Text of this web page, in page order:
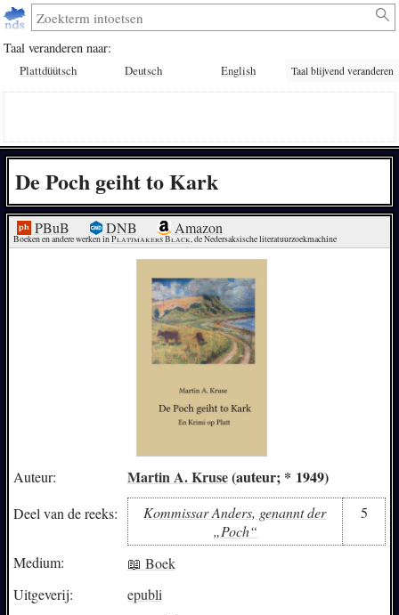
Taal veranderen naar:
Plattdüütsch Deutsch English Taal blijvend veranderen
De Poch geiht to Kark
PBuB DNB Amazon
Boeken en andere werken in Plattmakers Black, de Nedersaksische literatuurzoekmachine
Auteur: Martin A. Kruse(auteur; * 1949)
Deel van de reeks:
Kommissar Anders, genannt der
„Poch“
5
Medium:
📖 Boek
Uitgeverij:
epubli